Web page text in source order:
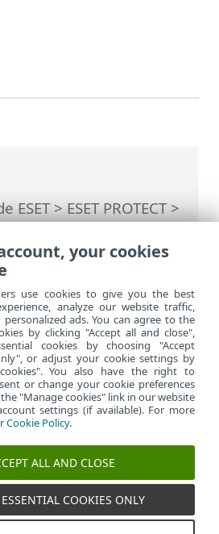
ESET>ESET PROTECT>
PROTECT>ESET
principal >Ordenadores
dinámicos
de ESET
your cookies
use cookies to give you the best
analyze our website traffic,
ads. You can agree to the
by clicking "Accept all and close",
cookies by choosing "Accept
or adjust your cookie settings by
You also have the right to
or change your cookie preferences
"Manage cookies" link in our website
settings (if available). For more
Cookie Policy.
ALL AND CLOSE
COOKIES ONLY